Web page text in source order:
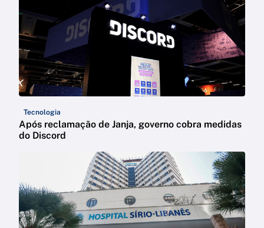
Tecnologia
Após reclamação de Janja, governo cobra medidas
do Discord